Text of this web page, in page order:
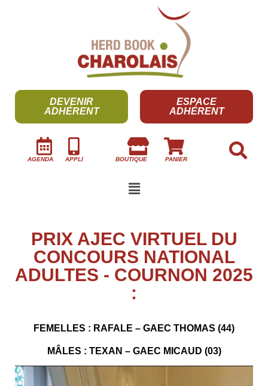
DEVENIR
ADHÉRENT
ESPACE
ADHÉRENT
AGENDA APPLI BOUTIQUE PANIER
PRIX AJEC VIRTUEL DU
CONCOURS NATIONAL
ADULTES - COURNON 2025
:
FEMELLES : RAFALE – GAEC THOMAS (44)
MÂLES : TEXAN – GAEC MICAUD (03)